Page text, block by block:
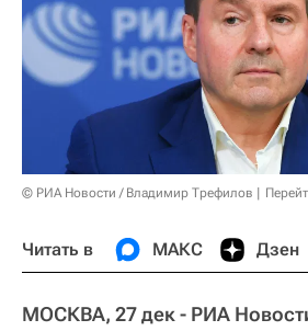
© РИА Новости / Владимир Трефилов
Читать в МАКС Дзен
МОСКВА, 27 дек - РИА